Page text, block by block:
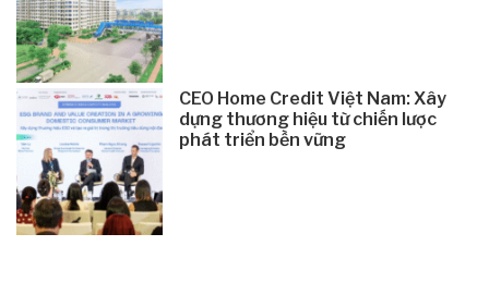
CEO Home Credit Việt Nam: Xây
dựng thương hiệu từ chiến lược
phát triển bền vững